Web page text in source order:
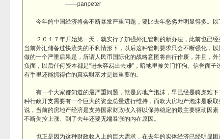
——panpeter
今年的中国经济将会不断暴发严重问题，要比去年恶劣并明显得多。以
２０１７年开始第一天，就实行了加强外汇管制的新办法，此前也已经
当前外汇储备过快流失的不利情形下，以后这种管制要求只会不断强化，
做的一个严重后果是，所谓人民币国际化的战略意图将自行作废，并且，
负面，以后任何资本都是“进来容易出去难”，暗地里被关门打狗。信誉面
有手里还能抓得住的真实财富才是最重要的。
有一个大家都知道的最严重问题，就是房地产泡沫，早已经是骑虎难下
种行政开支需要有一个巨大的资金总量进行维持，而吹大房地产泡沫是吸
说，当前的房地产经济是支持国家财政收入得以保持稳定的最主要驱动因
不断失控上涨、到了去年还要无端暴涨的内在原因。
也正是因为这种财政收入上的巨大需求，在去年的实体经济已经明显困